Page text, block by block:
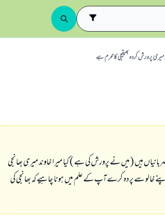
میری پرورش کردہ بھیتیجی کامحرم ہے
ہیں ( میں نے پرورش کی ہے ) کیا میرا خاوند میری بھانجی
اپنے خالو سے پردہ کرے آپ کے علم میں ہونا چاہیے کہ بھانجی کی